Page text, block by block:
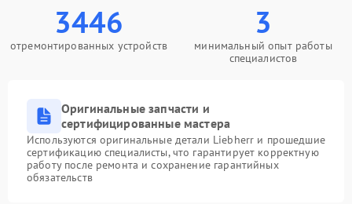
3446
отремонтированных устройств
3
минимальный опыт работы
специалистов
Оригинальные запчасти и
сертифицированные мастера
Используются оригинальные детали Liebherr и прошедшие
сертификацию специалисты, что гарантирует корректную
работу после ремонта и сохранение гарантийных
обязательств